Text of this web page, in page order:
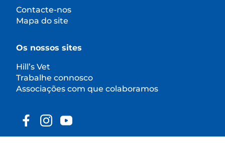
Contacte-nos
Mapa do site
Os nossos sites
Hill’s Vet
Trabalhe connosco
Associações com que colaboramos